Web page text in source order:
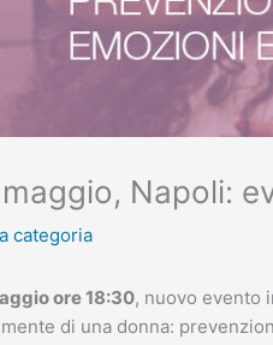
Napoli:
categoria
ore 18:30, nuovo evento
di una donna: